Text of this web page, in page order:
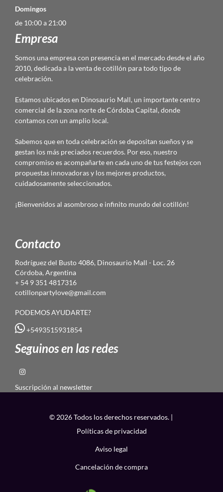
Domingos
de 10:00 a 21:00
Empresa
Somos una empresa con presencia en el mercado desde el año
2010, dedicada a la venta de cotillón para todo tipo de
celebración.
Estamos ubicados en Dinosaurio Mall, un importante centro
comercial de la zona norte de Córdoba Capital, donde
contamos con un amplio local.
Sabemos que en toda celebración se depositan sueños y se
gestan los más preciados recuerdos. Por eso, nuestro
compromiso es acompañarte en cada uno de tus festejos con
propuestas innovadoras y los mejores productos,
cuidadosamente seleccionados.
¡Bienvenidos al asombroso e infinito mundo del cotillón!
Contacto
Rodríguez del Busto 4086, Dinosaurio Mall - Loc. 26
Córdoba, Argentina
+ 54 9 351 4817316
cotillonpartylove@gmail.com
PODEMOS AYUDARTE?
+5493515931854
Seguinos en las redes
Suscripción al newsletter
© 2026 Todos los derechos reservados. |
Políticas de privacidad
Aviso legal
Cancelación de compra